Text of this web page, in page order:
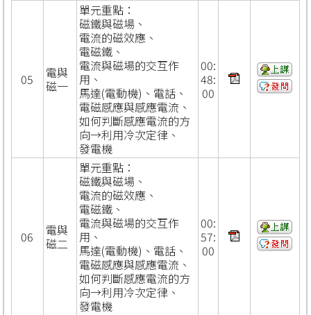
05
電與
磁一
單元重點：
磁鐵與磁場、
電流的磁效應、
電磁鐵、
電流與磁場的交互作
用、
馬達(電動機) 、電話、
電磁感應與感應電流、
如何判斷感應電流的方
向→利用冷次定律、
發電機
00:
48:
00
06
電與
磁二
單元重點：
磁鐵與磁場、
電流的磁效應、
電磁鐵、
電流與磁場的交互作
用、
馬達(電動機) 、電話、
電磁感應與感應電流、
如何判斷感應電流的方
向→利用冷次定律、
發電機
00:
57:
00